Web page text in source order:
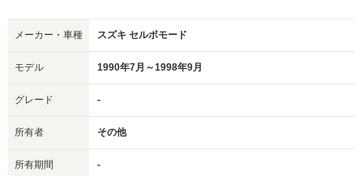
メーカー・車種 スズキ セルボモード
モデル 1990年7月～1998年9月
グレード -
所有者 その他
所有期間 -